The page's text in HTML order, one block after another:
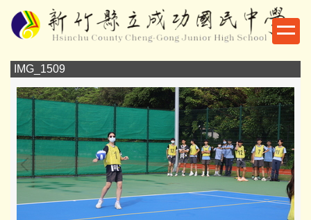
跳
到
要
內
容
IMG_1509